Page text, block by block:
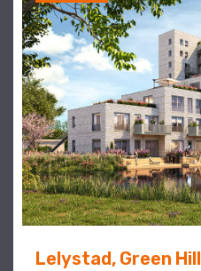
Lelystad, Green Hill